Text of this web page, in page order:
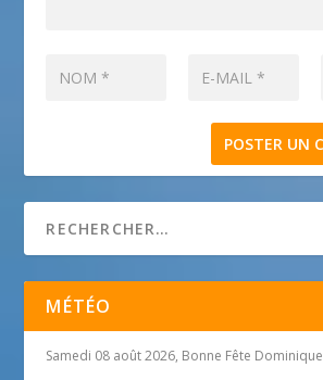
MÉTÉO
Samedi 08 août 2026, Bonne Fête Dominique